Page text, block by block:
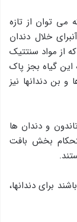
توان از تازه
خلال دندان
از مواد سنتتیك
گیاه بجز پاک
بن دندانها نیز
و دندان ها
بخش بافت
برای دندانها،